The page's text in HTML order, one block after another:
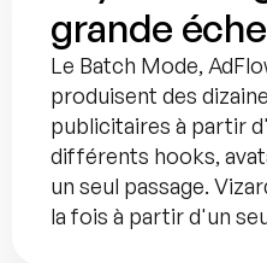
grande
Le Batch Mode,
produisent des
publicitaires à partir
différents hooks,
un seul passage.
la fois à partir d'un